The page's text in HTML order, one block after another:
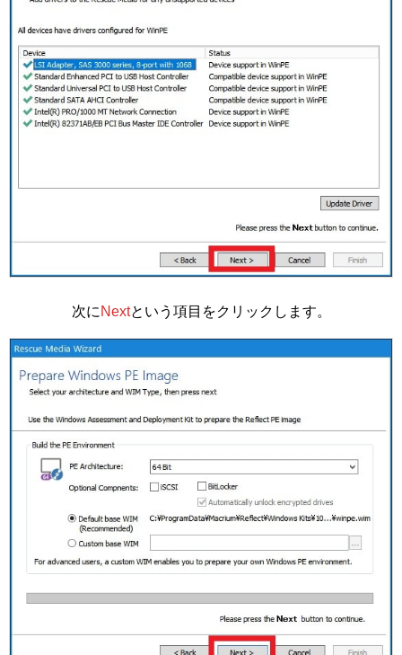
次に Nextという項目をクリックします。